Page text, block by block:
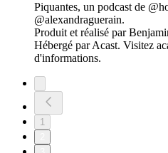
Piquantes, un podcast de
@alexandraguerain.
Produit et réalisé par
Hébergé par Acast. Visitez
d'informations.
1